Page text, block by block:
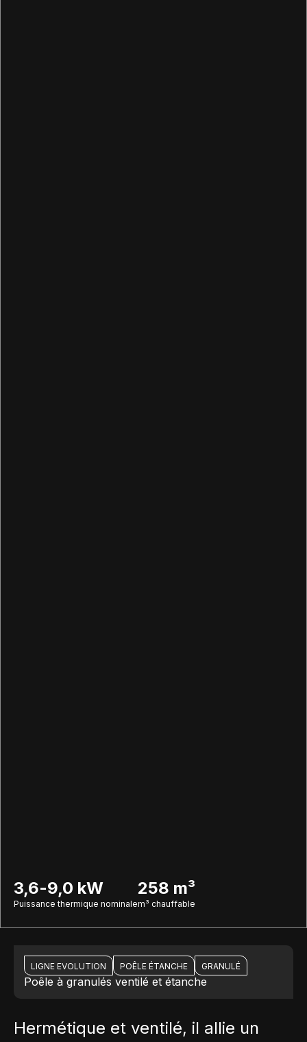
3,6-9,0 kW
Puissance thermique nominale
258 m³
m³ chauffable
LIGNE EVOLUTION POÊLE ÉTANCHE GRANULÉ
Poêle à granulés ventilé et étanche
Hermétique et ventilé, il allie un